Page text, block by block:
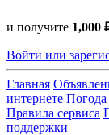
и получите 1,000
Войти или
Главная
интернете Погода
Правила сервиса
поддержки